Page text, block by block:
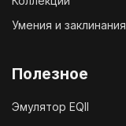
Умения и заклинания
Полезное
Эмулятор EQII